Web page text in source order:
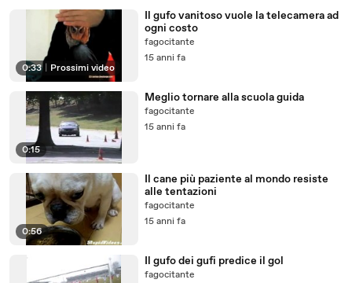
0:33 Prossimi video
Il gufo vanitoso vuole la telecamera ad
ogni costo
fagocitante
15 anni fa
0:15
Meglio tornare alla scuola guida
fagocitante
15 anni fa
0:56
Il cane più paziente al mondo resiste
alle tentazioni
fagocitante
15 anni fa
Il gufo dei gufi predice il gol
fagocitante